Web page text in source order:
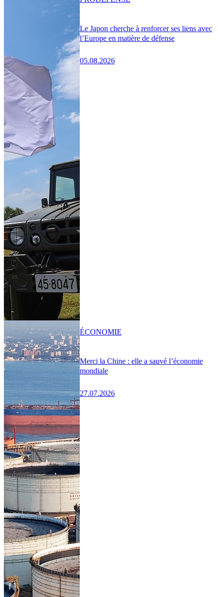
Le Japon cherche à renforcer ses liens avec
l’Europe en matière de défense
05.08.2026
Merci la Chine : elle a sauvé l’économie
mondiale
27.07.2026
ÉCONOMIE